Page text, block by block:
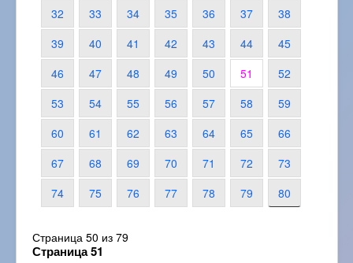
32
33 34 35 36 37
38
39
40 41 42 43 44
45
46
47 48 49 50 51
52
53
54 55 56 57 58
59
60
61 62 63 64 65
66
67
68 69 70 71 72
73
74
75 76 77 78 79 80
Страница 50 из 79
Страница 51